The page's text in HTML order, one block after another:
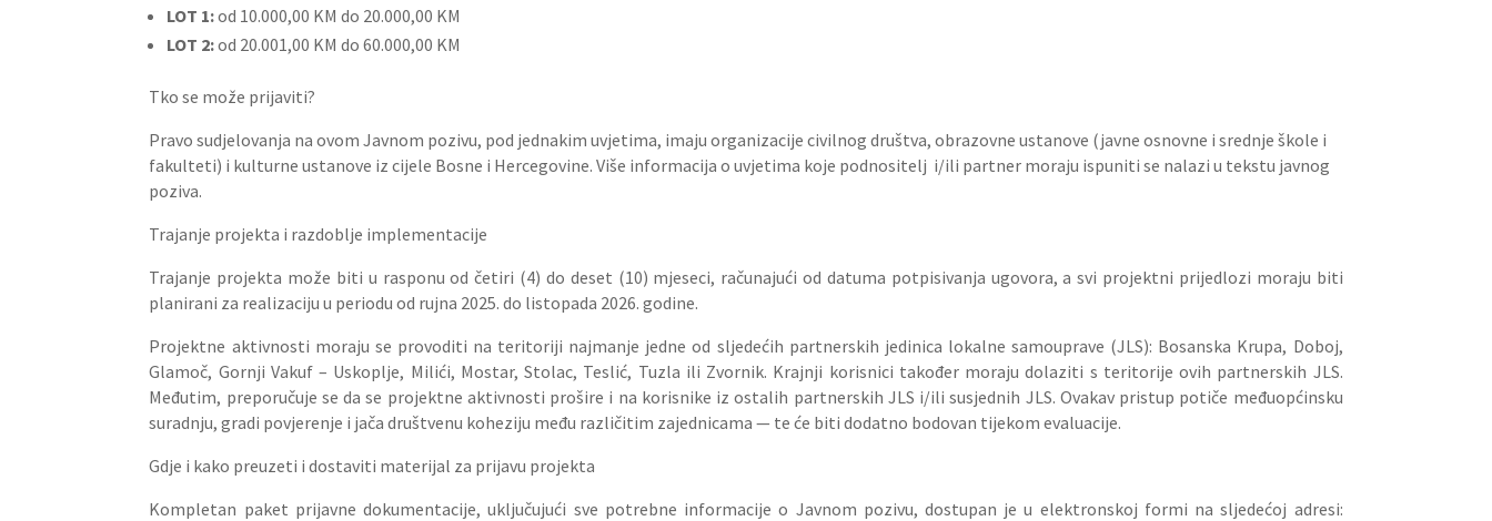
LOT 1:od 10.000,00 KM do 20.000,00 KM
LOT 2:od 20.001,00 KM do 60.000,00 KM
Tko se može prijaviti?
Pravo sudjelovanja na ovom Javnom pozivu, pod jednakim uvjetima, imaju organizacije civilnog društva, obrazovne ustanove (javne osnovne i srednje škole i
fakulteti) i kulturne ustanove iz cijele Bosne i Hercegovine. Više informacija o uvjetima koje podnositelj i/ili partner moraju ispuniti se nalazi u tekstu javnog
poziva.
Trajanje projekta i razdoblje implementacije
Trajanje projekta može biti u rasponu od četiri (4) do deset (10) mjeseci, računajući od datuma potpisivanja ugovora, a svi projektni prijedlozi moraju biti
planirani za realizaciju u periodu od rujna 2025. do listopada 2026. godine.
Projektne aktivnosti moraju se provoditi na teritoriji najmanje jedne od sljedećih partnerskih jedinica lokalne samouprave (JLS): Bosanska Krupa, Doboj,
Glamoč, Gornji Vakuf – Uskoplje, Milići, Mostar, Stolac, Teslić, Tuzla ili Zvornik. Krajnji korisnici također moraju dolaziti s teritorije ovih partnerskih JLS.
Međutim, preporučuje se da se projektne aktivnosti prošire i na korisnike iz ostalih partnerskih JLS i/ili susjednih JLS. Ovakav pristup potiče međuo­pćinsku
suradnju, gradi povjerenje i jača društvenu koheziju među različitim zajednicama — te će biti dodatno bodovan tijekom evaluacije.
Gdje i kako preuzeti i dostaviti materijal za prijavu projekta
Kompletan paket prijavne dokumentacije, uključujući sve potrebne informacije o Javnom pozivu, dostupan je u elektronskoj formi na sljedećoj adresi: